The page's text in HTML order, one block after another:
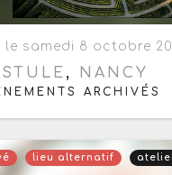
le samedi 8 octobre
, NANCY
ARCHIVÉS
lieu alternatif